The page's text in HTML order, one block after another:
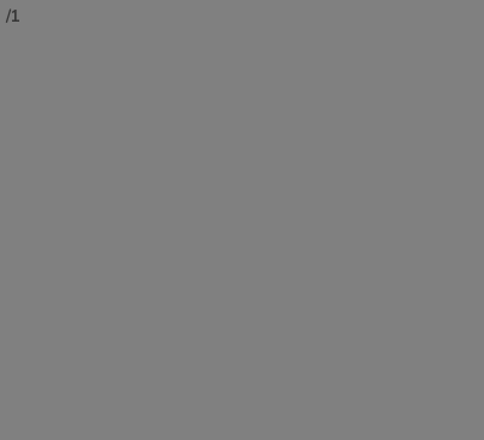
/1